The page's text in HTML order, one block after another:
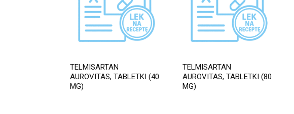
TELMISARTAN
AUROVITAS, TABLETKI (40
MG)
TELMISARTAN
AUROVITAS, TABLETKI (80
MG)